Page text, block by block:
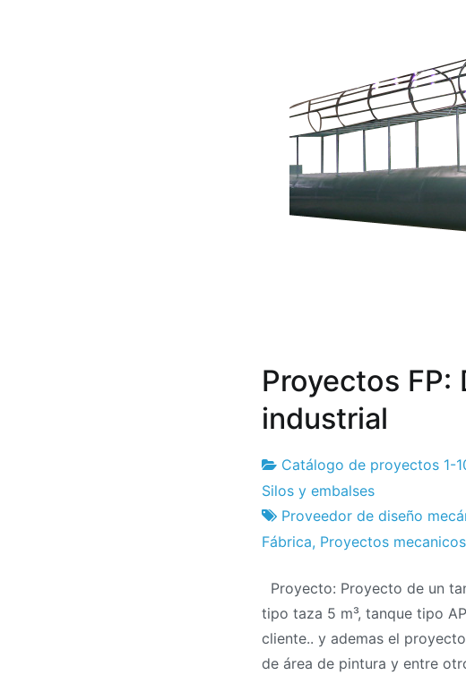
Proyectos FP:
industrial
Fábrica
de
proyectos
7
el
diciembre
2012
Catálogo de proyectos 1-
Silos y embalses
Proveedor de diseño
Fábrica, Proyectos mecanicos
Proyecto: Proyecto de un
tipo taza 5 m³, tanque tipo
cliente.. y ademas el
de área de pintura y entre